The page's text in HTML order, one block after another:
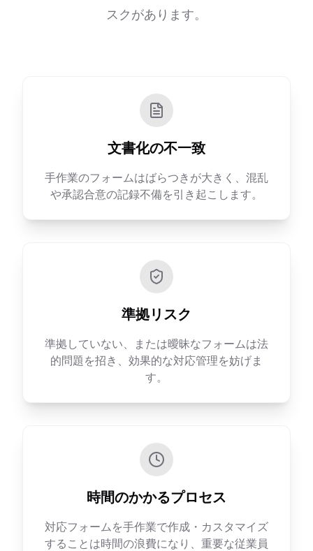
スクがあります。
文書化の不一致
手作業のフォームはばらつきが大きく、混乱
や承認合意の記録不備を引き起こします。
準拠リスク
準拠していない、または曖昧なフォームは法
的問題を招き、効果的な対応管理を妨げま
す。
時間のかかるプロセス
対応フォームを手作業で作成・カスタマイズ
することは時間の浪費になり、重要な従業員